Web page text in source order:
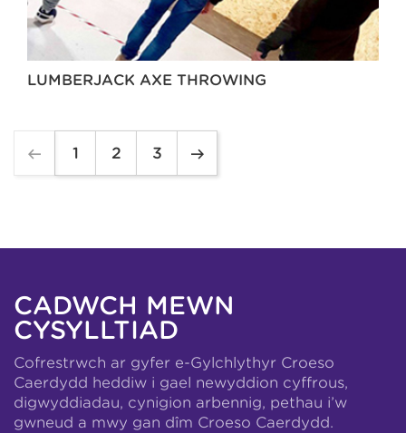
LUMBERJACK AXE THROWING
1 2 3
CADWCH MEWN
CYSYLLTIAD
Cofrestrwch ar gyfer e-Gylchlythyr Croeso
Caerdydd heddiw i gael newyddion cyffrous,
digwyddiadau, cynigion arbennig, pethau i’w
gwneud a mwy gan dîm Croeso Caerdydd.